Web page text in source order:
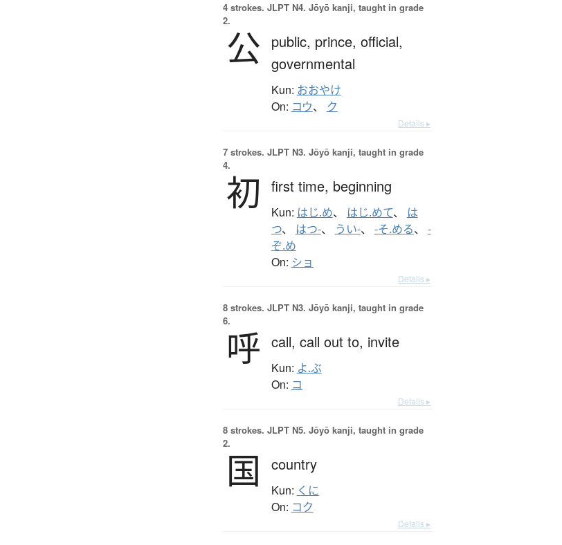
4 strokes. JLPT N4. Jōyō kanji, taught in grade
2.
公 public, prince, official,
governmental
Kun: おおやけ
On: コウ、 ク
Details ▸
7 strokes. JLPT N3. Jōyō kanji, taught in grade
4.
初 first time, beginning
Kun: はじ.め、 はじ.めて、 は
つ、 はつ-、 うい-、 -そ.める、 -
ぞ.め
On: ショ
Details ▸
8 strokes. JLPT N3. Jōyō kanji, taught in grade
6.
呼 call, call out to, invite
Kun: よ.ぶ
On: コ
Details ▸
8 strokes. JLPT N5. Jōyō kanji, taught in grade
2.
国 country
Kun: くに
On: コク
Details ▸